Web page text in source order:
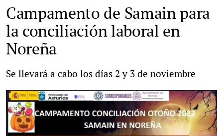
Campamento de Samain para
la conciliación laboral en
Noreña
Se llevará a cabo los días 2 y 3 de noviembre